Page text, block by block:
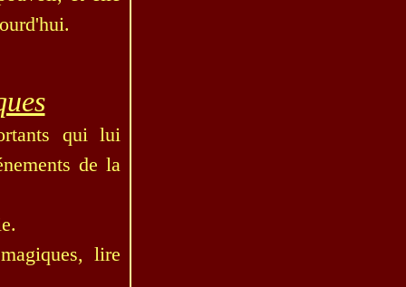
qui lui
de la
lire